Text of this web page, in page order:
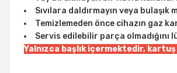
Sıvılara daldırmayın veya
Temizlemeden önce cihazın gaz
Servis edilebilir parça olmadığını
Yalnızca başlık içermektedir,